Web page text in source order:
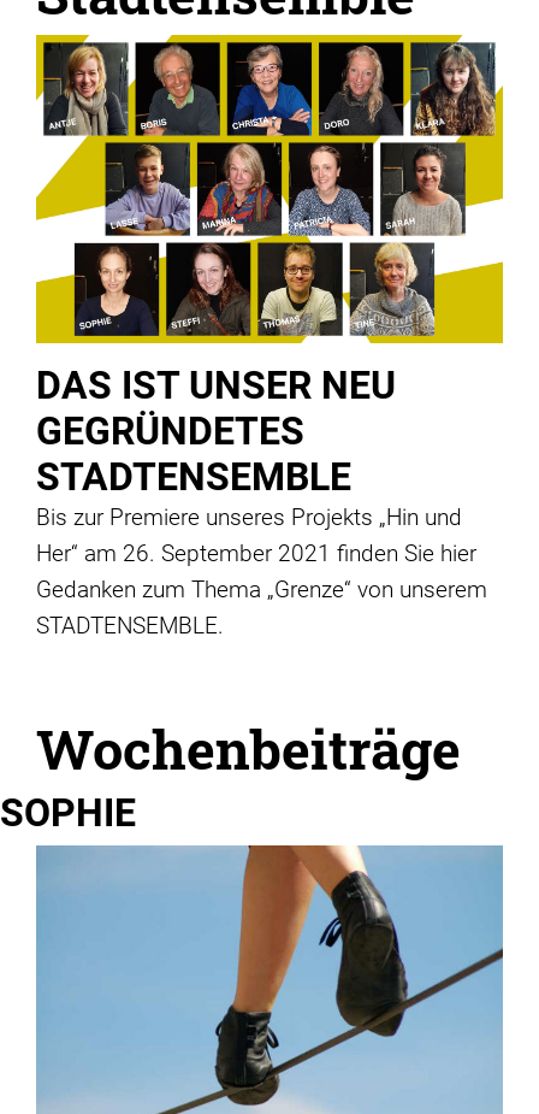
DAS IST UNSER NEU
GEGRÜNDETES
STADTENSEMBLE
Bis zur Premiere unseres Projekts „Hin und
Her“ am 26. September 2021 finden Sie hier
Gedanken zum Thema „Grenze“ von unserem
STADTENSEMBLE.
Wochenbeiträge
SOPHIE